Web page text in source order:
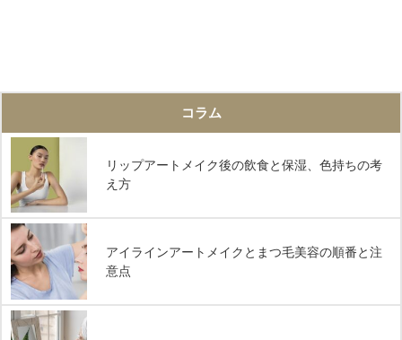
コラム
リップアートメイク後の飲食と保湿、色持ちの考
え方
アイラインアートメイクとまつ毛美容の順番と注
意点